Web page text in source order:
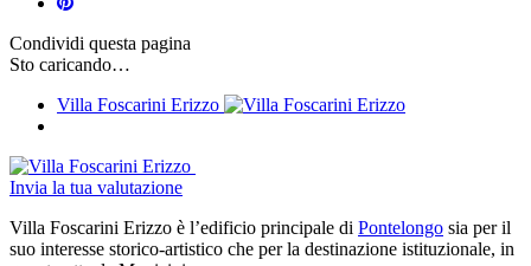
Condividi questa pagina
Sto caricando…
Villa Foscarini Erizzo
Invia la tua valutazione
Villa Foscarini Erizzo è l’edificio principale di Pontelongo sia per il
suo interesse storico-artistico che per la destinazione istituzionale, in